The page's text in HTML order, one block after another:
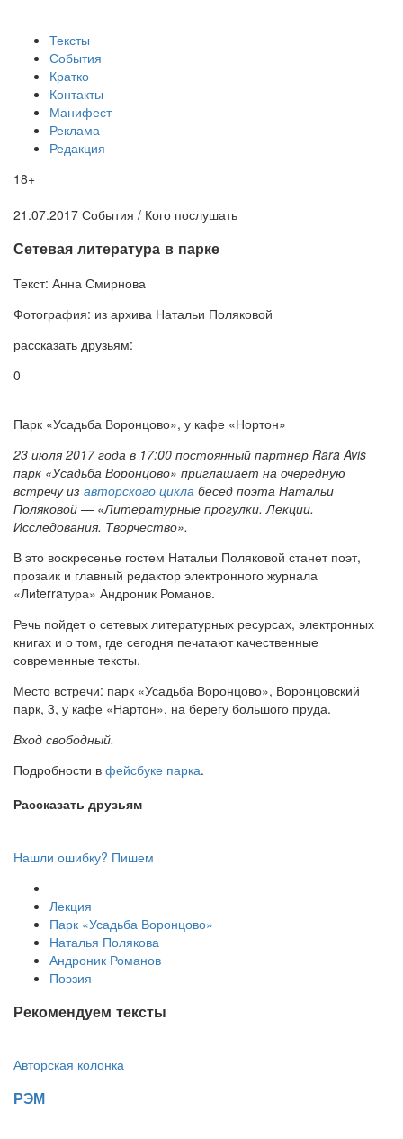
Тексты
События
Кратко
Контакты
Манифест
Реклама
Редакция
18+
21.07.2017 События / Кого послушать
​Сетевая литература в парке
Текст: Анна Смирнова
Фотография: из архива Натальи Поляковой
рассказать друзьям:
0
Парк «Усадьба Воронцово», у кафе «Нортон»
23 июля 2017 года в 17:00 постоянный партнер Rara Avis
парк «Усадьба Воронцово» приглашает на очередную
встречу из авторского цикла бесед поэта Натальи
Поляковой — «Литературные прогулки. Лекции.
Исследования. Творчество».
В это воскресенье гостем Натальи Поляковой станет поэт,
прозаик и главный редактор электронного журнала
«Лиterraтура» Андроник Романов.
Речь пойдет о сетевых литературных ресурсах, электронных
книгах и о том, где сегодня печатают качественные
современные тексты.
Место встречи: парк «Усадьба Воронцово», Воронцовский
парк, 3, у кафе «Нартон», на берегу большого пруда.
Вход свободный.
Подробности в фейсбуке парка.
Рассказать друзьям
Нашли ошибку? Пишем
Лекция
Парк «Усадьба Воронцово»
Наталья Полякова
Андроник Романов
Поэзия
Рекомендуем тексты
Авторская колонка
​РЭМ